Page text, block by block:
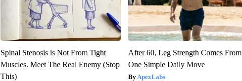
Spinal Stenosis is Not From Tight
Muscles. Meet The Real Enemy (Stop
This)
After 60, Leg Strength Comes From
One Simple Daily Move
ApexLabs